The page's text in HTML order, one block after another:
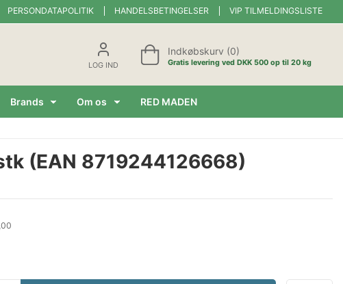
PERSONDATAPOLITIK HANDELSBETINGELSER VIP TILMELDINGSLISTE
LOG IND
Indkøbskurv (0)
Gratis levering ved DKK 500 op til 20 kg
Brands Om os RED MADEN
(EAN 8719244126668)